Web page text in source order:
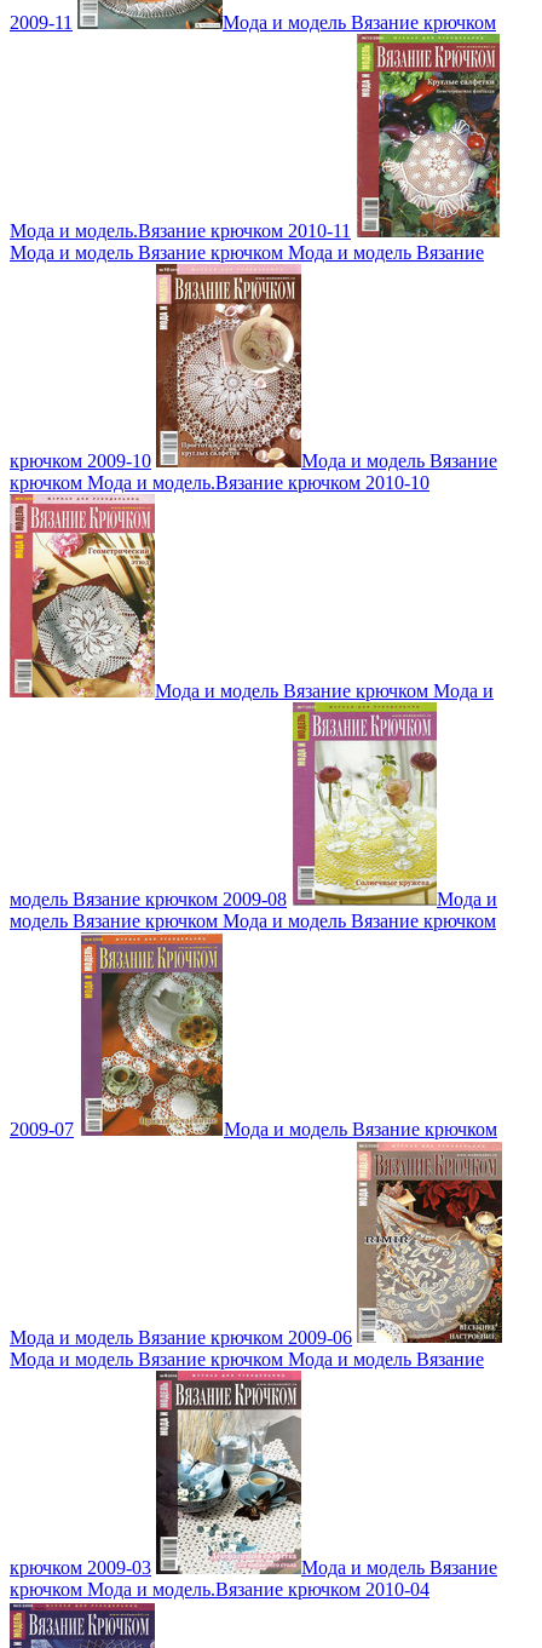
2009-11 Мода и модель Вязание крючком
Мода и модель.Вязание крючком 2010-11
Мода и модель Вязание крючком Мода и модель Вязание
крючком 2009-10
Мода и модель Вязание
крючком Мода и модель.Вязание крючком 2010-10
Мода и модель Вязание крючком Мода и
модель Вязание крючком 2009-08
Мода и
модель Вязание крючком Мода и модель Вязание крючком
2009-07 Мода и модель Вязание крючком
Мода и модель Вязание крючком 2009-06
Мода и модель Вязание крючком Мода и модель Вязание
крючком 2009-03
Мода и модель Вязание
крючком Мода и модель.Вязание крючком 2010-04